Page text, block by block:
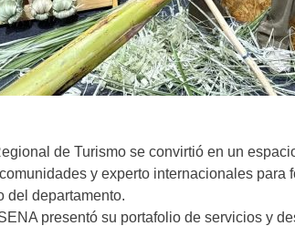
de Turismo se convirtió en un
y experto internacionales para
del departamento.
presentó su portafolio de servicios y